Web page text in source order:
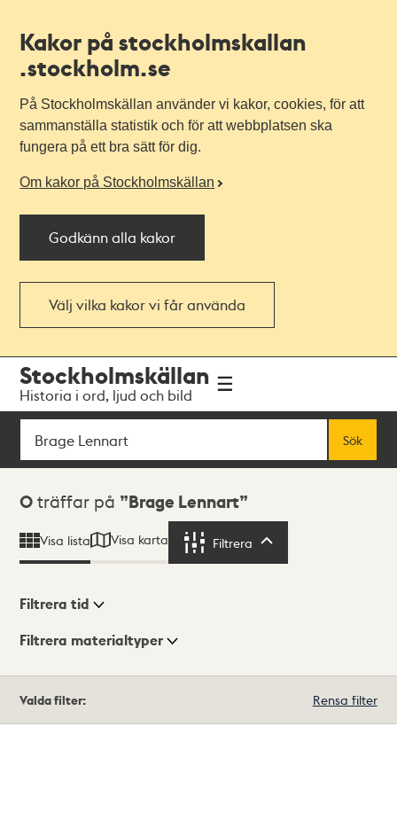
Kakor på stockholmskallan
.stockholm.se
På Stockholmskällan använder vi kakor, cookies, för att
sammanställa statistik och för att webbplatsen ska
fungera på ett bra sätt för dig.
Om kakor på Stockholmskällan
Godkänn alla kakor
Välj vilka kakor vi får använda
navigationen
huvudinnehållet
Stockholmskällan
Historia i ord, ljud och bild
Sök
Sök
Sökresultat
0 träffar på Brage Lennart
Visa lista Visa karta Filtrera
Visningsläge
Filtrera tid
Filtrera materialtyper
träffar
Valda filter: Rensa filter